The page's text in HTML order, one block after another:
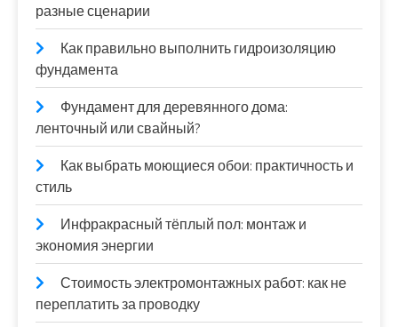
разные сценарии
Как правильно выполнить гидроизоляцию
фундамента
Фундамент для деревянного дома:
ленточный или свайный?
Как выбрать моющиеся обои: практичность и
стиль
Инфракрасный тёплый пол: монтаж и
экономия энергии
Стоимость электромонтажных работ: как не
переплатить за проводку